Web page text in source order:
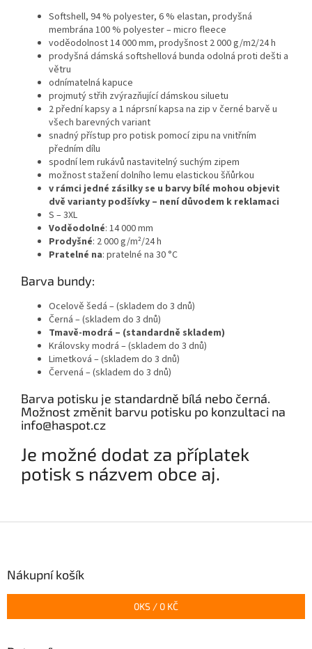
Softshell, 94 % polyester, 6 % elastan, prodyšná
membrána 100 % polyester – micro fleece
voděodolnost 14 000 mm, prodyšnost 2 000 g/m2/24 h
prodyšná dámská softshellová bunda odolná proti dešti a
větru
odnímatelná kapuce
projmutý střih zvýrazňující dámskou siluetu
2 přední kapsy a 1 náprsní kapsa na zip v černé barvě u
všech barevných variant
snadný přístup pro potisk pomocí zipu na vnitřním
předním dílu
spodní lem rukávů nastavitelný suchým zipem
možnost stažení dolního lemu elastickou šňůrkou
v rámci jedné zásilky se u barvy bílé mohou objevit
dvě varianty podšívky – není důvodem k reklamaci
S – 3XL
Voděodolné: 14 000 mm
Prodyšné: 2 000 g/m²/24 h
Pratelné na: pratelné na 30 °C
Barva bundy:
Ocelově šedá – (skladem do 3 dnů)
Černá – (skladem do 3 dnů)
Tmavě-modrá – (standardně skladem)
Královsky modrá – (skladem do 3 dnů)
Limetková – (skladem do 3 dnů)
Červená – (skladem do 3 dnů)
Barva potisku je standardně bílá nebo černá.
Možnost změnit barvu potisku po konzultaci na
info@haspot.cz
Je možné dodat za příplatek
potisk s názvem obce aj.
Nákupní košík
0KS / 0 KČ